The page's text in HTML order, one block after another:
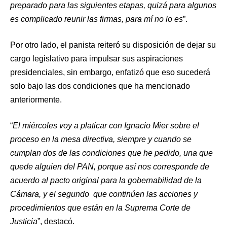
preparado para las siguientes etapas, quizá para algunos
es complicado reunir las firmas, para mí no lo es”.
Por otro lado, el panista reiteró su disposición de dejar su
cargo legislativo para impulsar sus aspiraciones
presidenciales, sin embargo, enfatizó que eso sucederá
solo bajo las dos condiciones que ha mencionado
anteriormente.
“El miércoles voy a platicar con Ignacio Mier sobre el
proceso en la mesa directiva, siempre y cuando se
cumplan dos de las condiciones que he pedido, una que
quede alguien del PAN, porque así nos corresponde de
acuerdo al pacto original para la gobernabilidad de la
Cámara, y el segundo que continúen las acciones y
procedimientos que están en la Suprema Corte de
Justicia”, destacó.